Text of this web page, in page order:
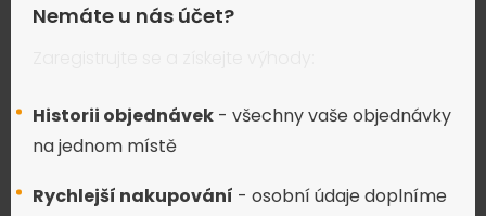
Nemáte u nás účet?
Historii objednávek - všechny vaše objednávky
na jednom místě
Rychlejší nakupování - osobní údaje doplníme